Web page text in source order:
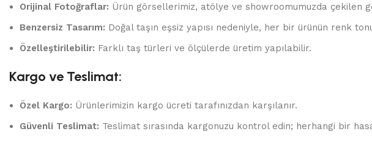
Orijinal Fotoğraflar: Ürün görsellerimiz, atölye ve showroomumuzda çekilen
Benzersiz Tasarım: Doğal taşın eşsiz yapısı nedeniyle, her bir ürünün renk
Özelleştirilebilir: Farklı taş türleri ve ölçülerde üretim yapılabilir.
Kargo ve Teslimat:
Özel Kargo: Ürünlerimizin kargo ücreti tarafınızdan karşılanır.
Güvenli Teslimat: Teslimat sırasında kargonuzu kontrol edin; herhangi bir